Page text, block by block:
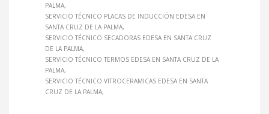
PALMA
SERVICIO TÉCNICO PLACAS DE INDUCCIÓN EDESA EN
SANTA CRUZ DE LA PALMA
SERVICIO TÉCNICO SECADORAS EDESA EN SANTA CRUZ
DE LA PALMA
SERVICIO TÉCNICO TERMOS EDESA EN SANTA CRUZ DE LA
PALMA
SERVICIO TÉCNICO VITROCERAMICAS EDESA EN SANTA
CRUZ DE LA PALMA